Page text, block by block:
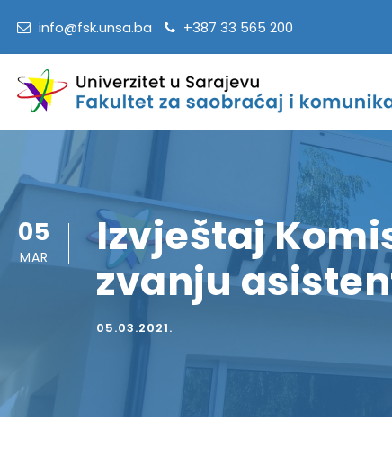
info@fsk.unsa.ba +387 33 565 200
05
MAR
Izvještaj
zvanju
05.03.2021.